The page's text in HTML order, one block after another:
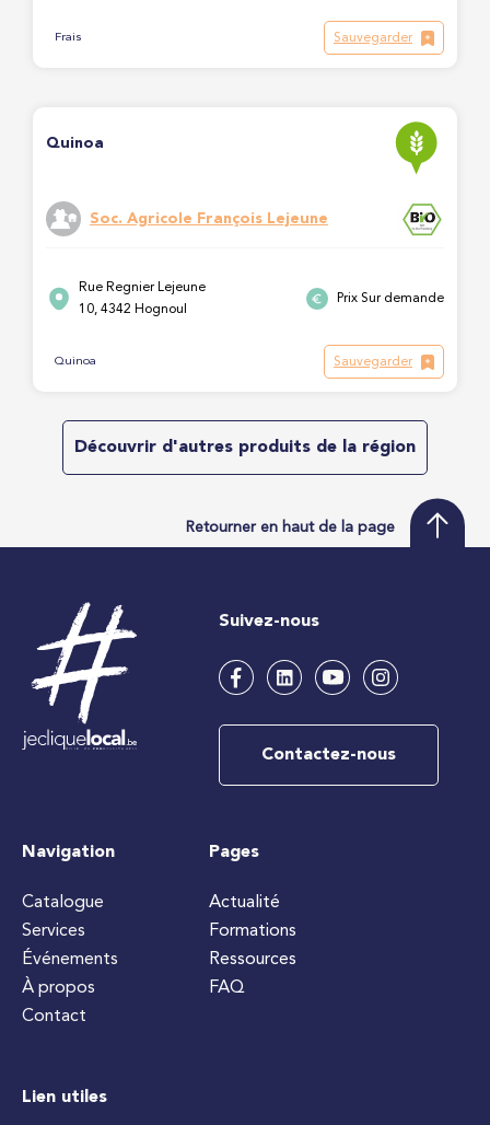
Frais Sauvegarder
Quinoa
Soc. Agricole François Lejeune
Rue Regnier Lejeune
10, 4342 Hognoul
Prix Sur demande
Quinoa Sauvegarder
Découvrir d'autres produits de la région
Retourner en haut de la page
Suivez-nous
Contactez-nous
Navigation
Catalogue
Services
Événements
À propos
Contact
Pages
Actualité
Formations
Ressources
FAQ
Lien utiles